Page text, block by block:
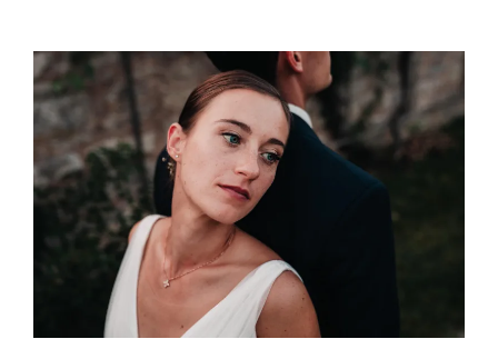
write me
tipps & workshops